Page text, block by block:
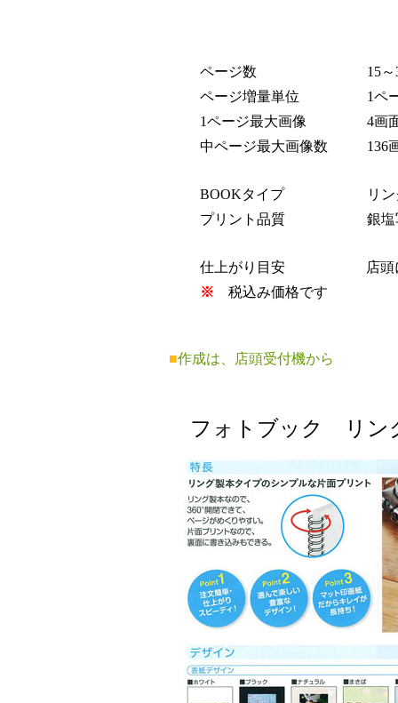
ページ数
15～
ページ増量単位
1ペ
1ページ最大画像
4画
中ページ最大画像数
136画
BOOKタイプ
リン
プリント品質
銀塩
仕上がり目安
店頭に
※ 税込み価格です
■作成は、店頭受付機から
フォトブック リ